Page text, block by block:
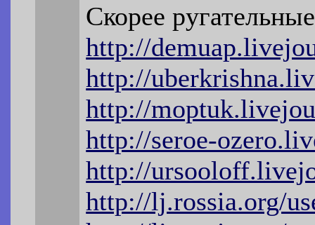
Скорее ругательные
http://
http://
http://
http://seroe-
http://
http://lj.rossia.org/